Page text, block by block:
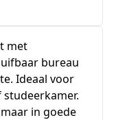
met
bureau
Ideaal voor
in goede